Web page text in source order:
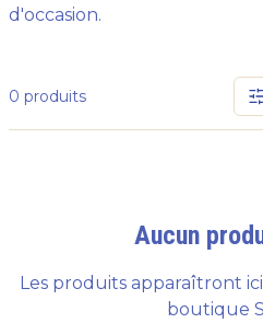
d'occasion.
0 produits
Aucun
Les produits apparaîtront
boutique